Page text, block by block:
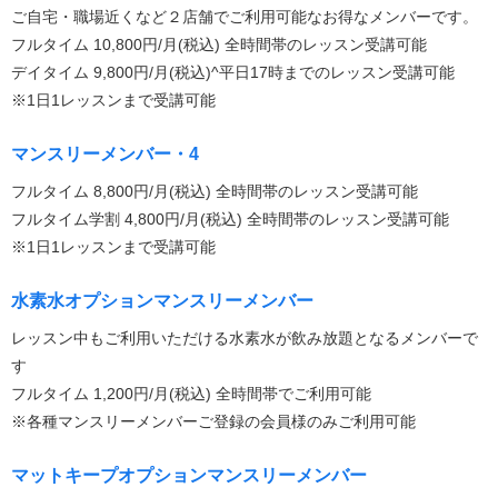
ご自宅・職場近くなど２店舗でご利用可能なお得なメンバーです。
フルタイム 10,800円/月(税込) 全時間帯のレッスン受講可能
デイタイム 9,800円/月(税込)^平日17時までのレッスン受講可能
※1日1レッスンまで受講可能
マンスリーメンバー・4
フルタイム 8,800円/月(税込) 全時間帯のレッスン受講可能
フルタイム学割 4,800円/月(税込) 全時間帯のレッスン受講可能
※1日1レッスンまで受講可能
水素水オプションマンスリーメンバー
レッスン中もご利用いただける水素水が飲み放題となるメンバーで
す
フルタイム 1,200円/月(税込) 全時間帯でご利用可能
※各種マンスリーメンバーご登録の会員様のみご利用可能
マットキープオプションマンスリーメンバー